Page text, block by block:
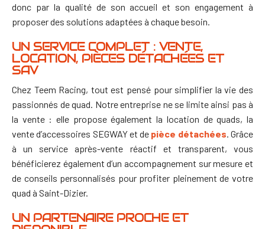
donc par la qualité de son accueil et son engagement à
proposer des solutions adaptées à chaque besoin.
UN SERVICE COMPLET : VENTE,
LOCATION, PIÈCES DÉTACHÉES ET
SAV
Chez Teem Racing, tout est pensé pour simplifier la vie des
passionnés de quad. Notre entreprise ne se limite ainsi pas à
la vente : elle propose également la location de quads, la
vente d’accessoires SEGWAY et de pièce détachées .Grâce
à un service après-vente réactif et transparent, vous
bénéficierez également d’un accompagnement sur mesure et
de conseils personnalisés pour profiter pleinement de votre
quad à Saint-Dizier.
UN PARTENAIRE PROCHE ET